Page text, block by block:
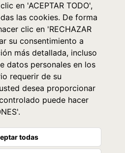
en 'ACEPTAR TODO',
las cookies. De forma
clic en 'RECHAZAR
su consentimiento a
más detallada, incluso
datos personales en los
requerir de su
desea proporcionar
puede hacer
todas